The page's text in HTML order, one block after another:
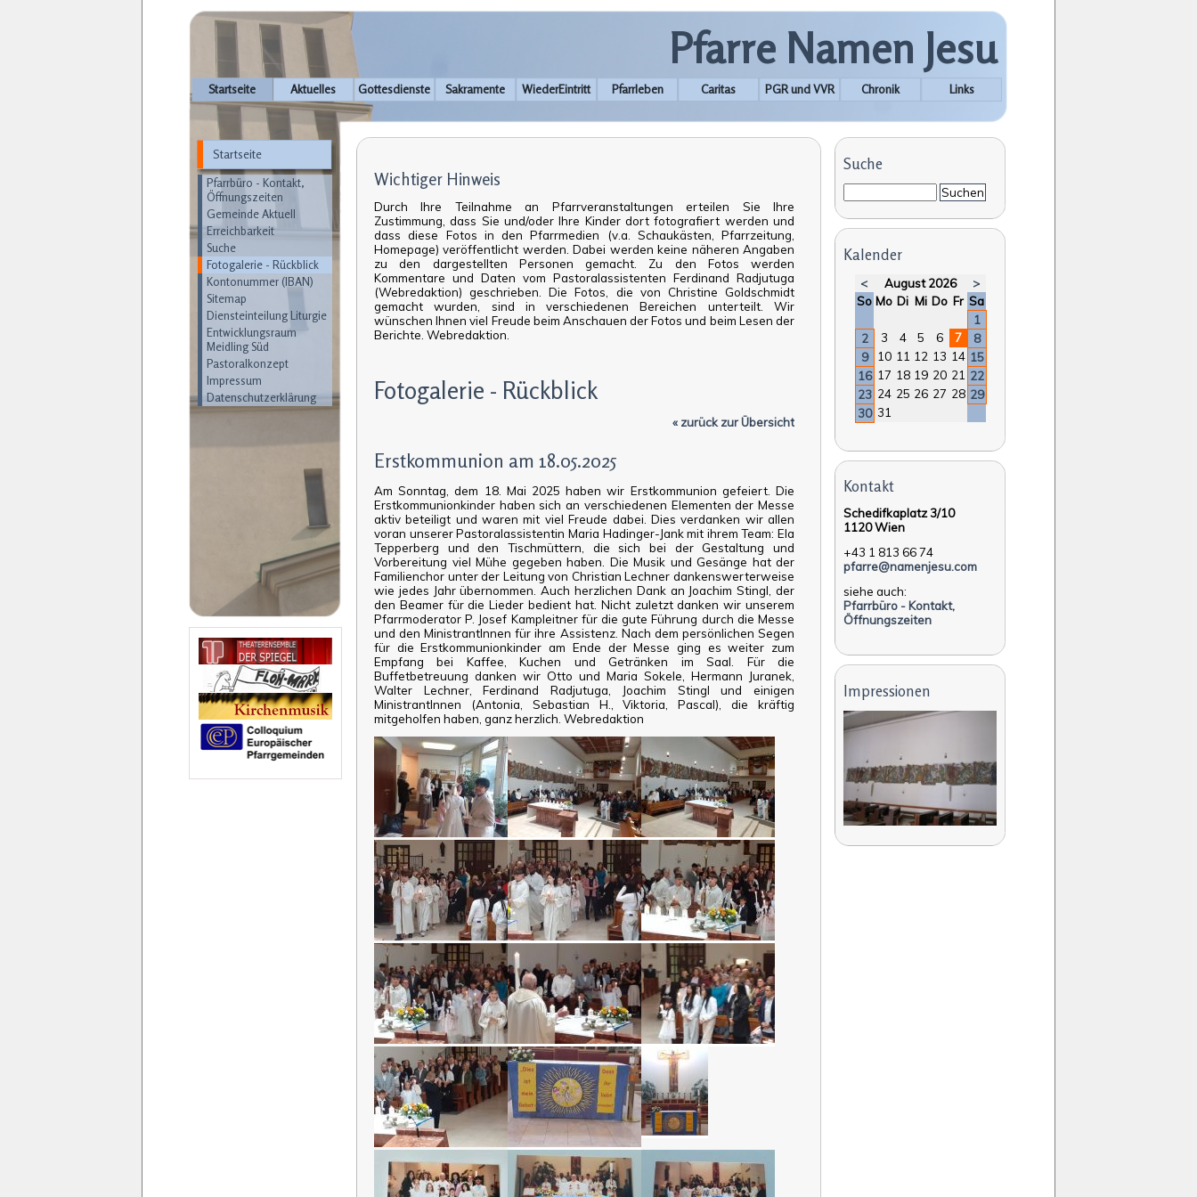
Pfarre Namen Jesu
Navigation
überspringen
Startseite Aktuelles Gottesdienste Sakramente WiederEintritt Pfarrleben Caritas PGR und VVR Chronik Links
Startseite
Navigation
überspringen
Pfarrbüro - Kontakt,
Öffnungszeiten
Gemeinde Aktuell
Erreichbarkeit
Suche
Fotogalerie - Rückblick
Kontonummer (IBAN)
Sitemap
Diensteinteilung Liturgie
Entwicklungsraum
Meidling Süd
Pastoralkonzept
Impressum
Datenschutzerklärung
Suche
Suchen
Kalender
< August 2026
>
Sonntag
Montag
Dienstag
Mittwoch
Donnerstag
Freitag
Samstag
1
2
3 4 5 6 7
8
9
10 11 12 13 14 15
16 17 18 19 20 21 22
23 24 25 26 27 28 29
30 31
Kontakt
Schedifkaplatz 3/10
1120 Wien
+43 1 813 66 74
pfarre@namenjesu.com
siehe auch:
Pfarrbüro - Kontakt,
Öffnungszeiten
Impressionen
Wichtiger Hinweis
Durch Ihre Teilnahme an Pfarrveranstaltungen erteilen Sie Ihre
Zustimmung, dass Sie und/oder Ihre Kinder dort fotografiert werden und
dass diese Fotos in den Pfarrmedien (v.a. Schaukästen, Pfarrzeitung,
Homepage) veröffentlicht werden. Dabei werden keine näheren Angaben
zu den dargestellten Personen gemacht. Zu den Fotos werden
Kommentare und Daten vom Pastoralassistenten Ferdinand Radjutuga
(Webredaktion) geschrieben. Die Fotos, die von Christine Goldschmidt
gemacht wurden, sind in verschiedenen Bereichen unterteilt. Wir
wünschen Ihnen viel Freude beim Anschauen der Fotos und beim Lesen der
Berichte. Webredaktion.
Fotogalerie - Rückblick
« zurück zur Übersicht
Erstkommunion am 18.05.2025
Am Sonntag, dem 18. Mai 2025 haben wir Erstkommunion gefeiert. Die
Erstkommunionkinder haben sich an verschiedenen Elementen der Messe
aktiv beteiligt und waren mit viel Freude dabei. Dies verdanken wir allen
voran unserer Pastoralassistentin Maria Hadinger-Jank mit ihrem Team: Ela
Tepperberg und den Tischmüttern, die sich bei der Gestaltung und
Vorbereitung viel Mühe gegeben haben. Die Musik und Gesänge hat der
Familienchor unter der Leitung von Christian Lechner dankenswerterweise
wie jedes Jahr übernommen. Auch herzlichen Dank an Joachim Stingl, der
den Beamer für die Lieder bedient hat. Nicht zuletzt danken wir unserem
Pfarrmoderator P. Josef Kampleitner für die gute Führung durch die Messe
und den MinistrantInnen für ihre Assistenz. Nach dem persönlichen Segen
für die Erstkommunionkinder am Ende der Messe ging es weiter zum
Empfang bei Kaffee, Kuchen und Getränken im Saal. Für die
Buffetbetreuung danken wir Otto und Maria Sokele, Hermann Juranek,
Walter Lechner, Ferdinand Radjutuga, Joachim Stingl und einigen
MinistrantInnen (Antonia, Sebastian H., Viktoria, Pascal), die kräftig
mitgeholfen haben, ganz herzlich. Webredaktion